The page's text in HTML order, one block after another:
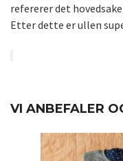
refererer det
Etter dette er ullen
VI ANBEFALER